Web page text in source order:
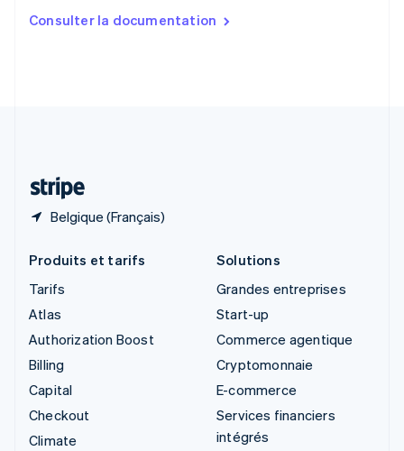
Consulter la documentation
Belgique (Français)
English
Produits et tarifs
Tarifs
Atlas
Authorization Boost
Billing
Capital
Checkout
Climate
Solutions
Grandes entreprises
Start-up
Commerce agentique
Cryptomonnaie
E-commerce
Services financiers
intégrés